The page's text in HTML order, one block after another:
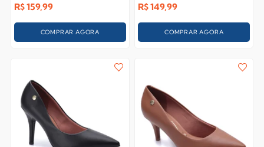
R$159,99
COMPRAR AGORA
R$149,99
COMPRAR AGORA